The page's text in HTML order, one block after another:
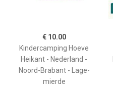
€ 10.00
Kindercamping Hoeve
Heikant - Nederland -
Noord-Brabant - Lage-
mierde